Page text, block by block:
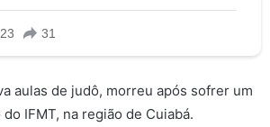
aulas de judô, morreu após sofrer um
IFMT, na região de Cuiabá.